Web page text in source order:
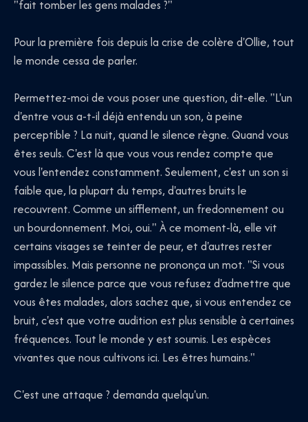
"fait tomber les gens malades ?"
Pour la première fois depuis la crise de colère d'Ollie, tout
le monde cessa de parler.
Permettez-moi de vous poser une question, dit-elle. "L'un
d'entre vous a-t-il déjà entendu un son, à peine
perceptible ? La nuit, quand le silence règne. Quand vous
êtes seuls. C'est là que vous vous rendez compte que
vous l'entendez constamment. Seulement, c'est un son si
faible que, la plupart du temps, d'autres bruits le
recouvrent. Comme un sifflement, un fredonnement ou
un bourdonnement. Moi, oui." À ce moment-là, elle vit
certains visages se teinter de peur, et d'autres rester
impassibles. Mais personne ne prononça un mot. "Si vous
gardez le silence parce que vous refusez d'admettre que
vous êtes malades, alors sachez que, si vous entendez ce
bruit, c'est que votre audition est plus sensible à certaines
fréquences. Tout le monde y est soumis. Les espèces
vivantes que nous cultivons ici. Les êtres humains."
C'est une attaque ? demanda quelqu'un.